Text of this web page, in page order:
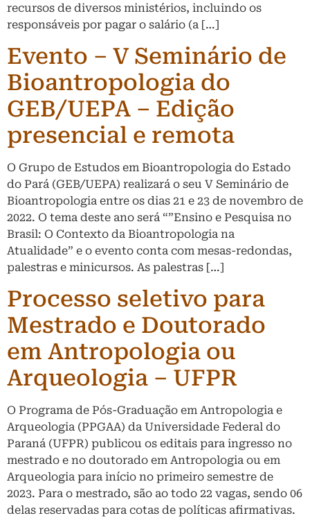
recursos de diversos ministérios, incluindo os
responsáveis por pagar o salário (a […]
Evento – V Seminário de
Bioantropologia do
GEB/UEPA – Edição
presencial e remota
O Grupo de Estudos em Bioantropologia do Estado
do Pará (GEB/UEPA) realizará o seu V Seminário de
Bioantropologia entre os dias 21 e 23 de novembro de
2022. O tema deste ano será “”Ensino e Pesquisa no
Brasil: O Contexto da Bioantropologia na
Atualidade” e o evento conta com mesas-redondas,
palestras e minicursos. As palestras […]
Processo seletivo para
Mestrado e Doutorado
em Antropologia ou
Arqueologia – UFPR
O Programa de Pós-Graduação em Antropologia e
Arqueologia (PPGAA) da Universidade Federal do
Paraná (UFPR) publicou os editais para ingresso no
mestrado e no doutorado em Antropologia ou em
Arqueologia para início no primeiro semestre de
2023. Para o mestrado, são ao todo 22 vagas, sendo 06
delas reservadas para cotas de políticas afirmativas.